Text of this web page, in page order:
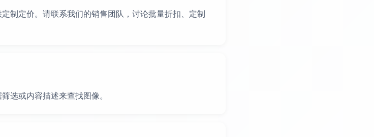
制定价。请联系我们的销售团队，讨论批量折扣、定制
选或内容描述来查找图像。